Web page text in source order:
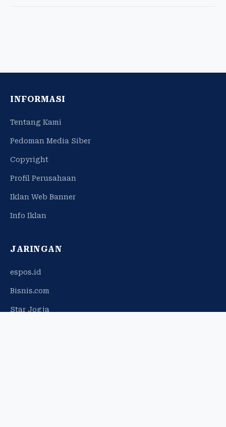
INFORMASI
Tentang Kami
Pedoman Media Siber
Copyright
Profil Perusahaan
Iklan Web Banner
Info Iklan
JARINGAN
espos.id
Bisnis.com
Star Jogja